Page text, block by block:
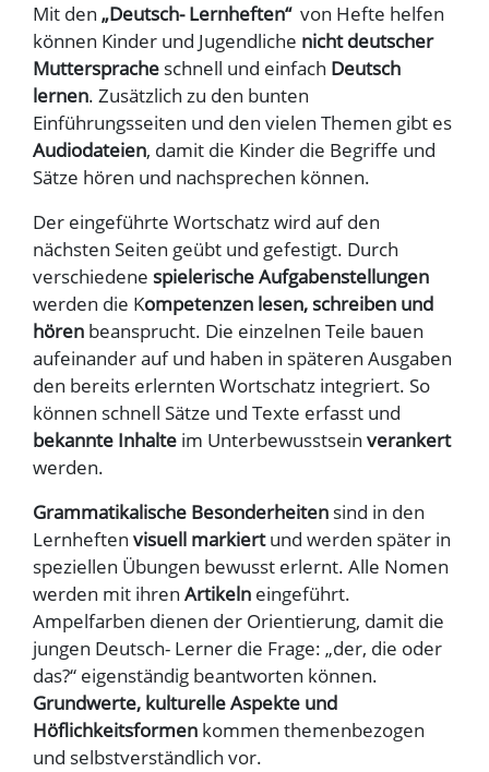
Mit den „Deutsch- Lernheften“von Hefte helfen
können Kinder und Jugendliche nicht deutscher
Muttersprache schnell und einfach Deutsch
lernen. Zusätzlich zu den bunten
Einführungsseiten und den vielen Themen gibt es
Audiodateien, damit die Kinder die Begriffe und
Sätze hören und nachsprechen können.
Der eingeführte Wortschatz wird auf den
nächsten Seiten geübt und gefestigt. Durch
verschiedene spielerische Aufgabenstellungen
werden die Kompetenzen lesen, schreiben und
hören beansprucht. Die einzelnen Teile bauen
aufeinander auf und haben in späteren Ausgaben
den bereits erlernten Wortschatz integriert. So
können schnell Sätze und Texte erfasst und
bekannte Inhalte im Unterbewusstsein verankert
werden.
Grammatikalische Besonderheiten sind in den
Lernheften visuell markiertund werden später in
speziellen Übungen bewusst erlernt. Alle Nomen
werden mit ihren Artikeln eingeführt.
Ampelfarben dienen der Orientierung, damit die
jungen Deutsch- Lerner die Frage: „der, die oder
das?“ eigenständig beantworten können.
Grundwerte, kulturelle Aspekte und
Höflichkeitsformen kommen themenbezogen
und selbstverständlich vor.